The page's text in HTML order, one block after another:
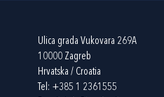
Ulica grada Vukovara 269A
10000 Zagreb
Hrvatska / Croatia
Tel: +385 1 2361555